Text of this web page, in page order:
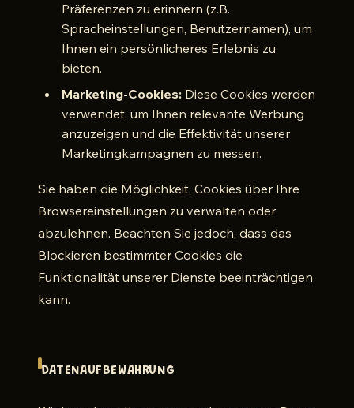
Präferenzen zu erinnern (z.B.
Spracheinstellungen, Benutzernamen), um
Ihnen ein persönlicheres Erlebnis zu
bieten.
Marketing-Cookies: Diese Cookies werden
verwendet, um Ihnen relevante Werbung
anzuzeigen und die Effektivität unserer
Marketingkampagnen zu messen.
Sie haben die Möglichkeit, Cookies über Ihre
Browsereinstellungen zu verwalten oder
abzulehnen. Beachten Sie jedoch, dass das
Blockieren bestimmter Cookies die
Funktionalität unserer Dienste beeinträchtigen
kann.
DATENAUFBEWAHRUNG